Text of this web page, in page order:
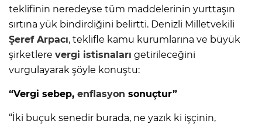
teklifinin neredeyse tüm maddelerinin yurttaşın
sırtına yük bindirdiğini belirtti. Denizli Milletvekili
Şeref Arpacı, teklifle kamu kurumlarına ve büyük
şirketlere vergi istisnaları getirileceğini
vurgulayarak şöyle konuştu:
“Vergi sebep, enflasyon sonuçtur”
“İki buçuk senedir burada, ne yazık ki işçinin,